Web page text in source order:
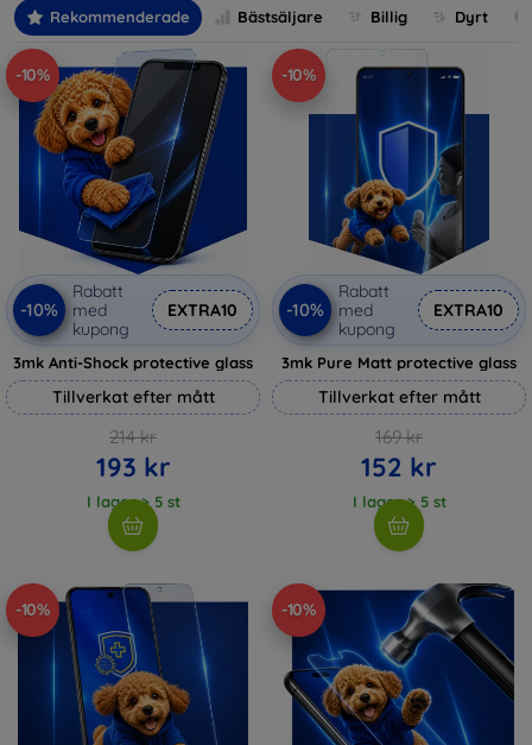
Rekommenderade Bästsäljare Billig Dyrt
-10%
-10%
Rabatt
med
kupong
EXTRA10
3mk Anti-Shock protective glass
Tillverkat efter mått
214 kr
193 kr
I lager > 5 st
-10%
-10%
Rabatt
med
kupong
EXTRA10
3mk Pure Matt protective glass
Tillverkat efter mått
169 kr
152 kr
I lager > 5 st
-10% -10%